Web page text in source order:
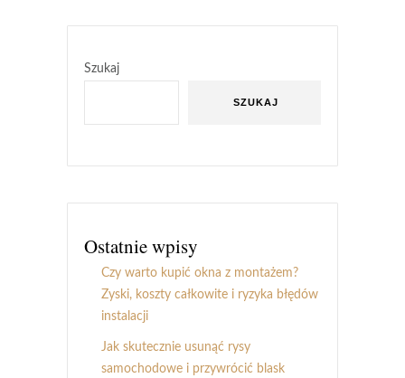
Szukaj
SZUKAJ
Ostatnie wpisy
Czy warto kupić okna z montażem?
Zyski, koszty całkowite i ryzyka błędów
instalacji
Jak skutecznie usunąć rysy
samochodowe i przywrócić blask